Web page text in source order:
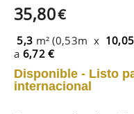
35,80€
5,3 m² (0,53m x
a 6,72 €
Disponible - Listo
internacional